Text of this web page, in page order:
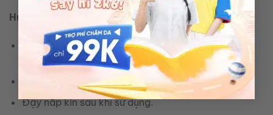
Hướng dẫn bảo quản
Bảo quản nơi khô ráo, thoáng mát, tránh ánh nắng
trực tiếp.
Tránh xa tầm tay trẻ em.
Đậy nắp kín sau khi sử dụng.